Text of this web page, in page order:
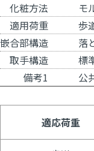
化粧方法
モ
適用荷重
歩
嵌合部構造
落
取手構造
標
備考1
公
適応荷重